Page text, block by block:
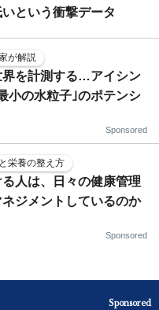
という衝撃データ
が解説
界を計測する…アイシン
小の水粒子｣のポテンシ
Sponsored
栄養の整え方
人は、日々の健康管理
ジメントしているのか
Sponsored
Sponsored